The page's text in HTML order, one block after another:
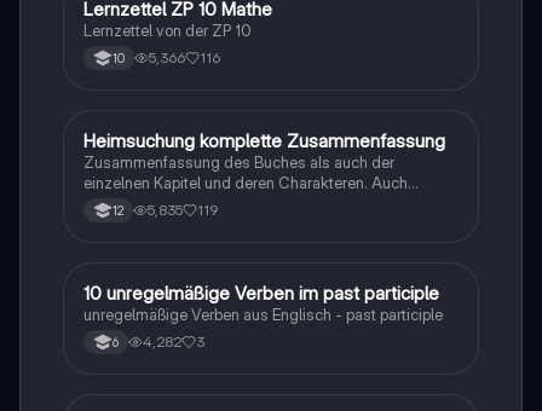
Mathe
Lernzettel ZP 10 Mathe
Lernzettel von der ZP 10
10 5,366 116
Deutsch
Heimsuchung komplette Zusammenfassung
Zusammenfassung des Buches als auch der
einzelnen Kapitel und deren Charakteren. Auch
tabellarisch. Im Unterricht ohne KI erstellt
12 5,835 119
1 Englisch
10 unregelmäßige Verben im past participle
unregelmäßige Verben aus Englisch - past participle
6 4,282 3